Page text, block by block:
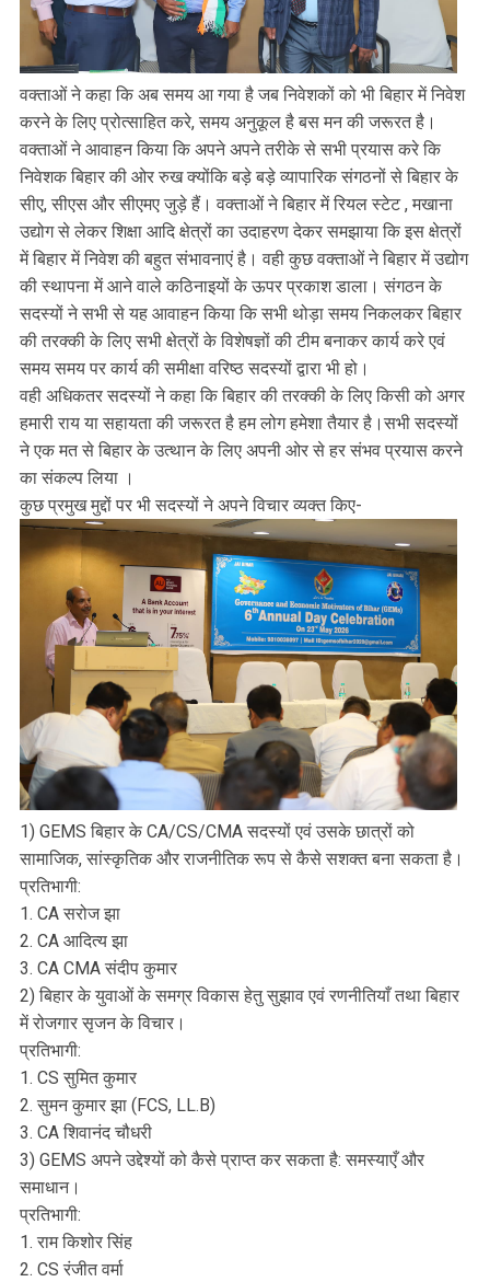
वक्ताओं ने कहा कि अब समय आ गया है जब निवेशकों को भी बिहार में निवेश
करने के लिए प्रोत्साहित करे, समय अनुकूल है बस मन की जरूरत है।
वक्ताओं ने आवाहन किया कि अपने अपने तरीके से सभी प्रयास करे कि
निवेशक बिहार की ओर रुख क्योंकि बड़े बड़े व्यापारिक संगठनों से बिहार के
सीए, सीएस और सीएमए जुड़े हैं। वक्ताओं ने बिहार में रियल स्टेट , मखाना
उद्योग से लेकर शिक्षा आदि क्षेत्रों का उदाहरण देकर समझाया कि इस क्षेत्रों
में बिहार में निवेश की बहुत संभावनाएं है। वही कुछ वक्ताओं ने बिहार में उद्योग
की स्थापना में आने वाले कठिनाइयों के ऊपर प्रकाश डाला। संगठन के
सदस्यों ने सभी से यह आवाहन किया कि सभी थोड़ा समय निकलकर बिहार
की तरक्की के लिए सभी क्षेत्रों के विशेषज्ञों की टीम बनाकर कार्य करे एवं
समय समय पर कार्य की समीक्षा वरिष्ठ सदस्यों द्वारा भी हो।
वही अधिकतर सदस्यों ने कहा कि बिहार की तरक्की के लिए किसी को अगर
हमारी राय या सहायता की जरूरत है हम लोग हमेशा तैयार है।सभी सदस्यों
ने एक मत से बिहार के उत्थान के लिए अपनी ओर से हर संभव प्रयास करने
का संकल्प लिया ।
कुछ प्रमुख मुद्दों पर भी सदस्यों ने अपने विचार व्यक्त किए-
1) GEMS बिहार के CA/CS/CMA सदस्यों एवं उसके छात्रों को
सामाजिक, सांस्कृतिक और राजनीतिक रूप से कैसे सशक्त बना सकता है।
प्रतिभागी:
1. CA सरोज झा
2. CA आदित्य झा
3. ⁠CA CMA संदीप कुमार
2) बिहार के युवाओं के समग्र विकास हेतु सुझाव एवं रणनीतियाँ तथा बिहार
में रोजगार सृजन के विचार।
प्रतिभागी:
1. CS सुमित कुमार
2. सुमन कुमार झा (FCS, LL.B)
3. CA शिवानंद चौधरी
3) GEMS अपने उद्देश्यों को कैसे प्राप्त कर सकता है: समस्याएँ और
समाधान।
प्रतिभागी:
1. राम किशोर सिंह
2. CS रंजीत वर्मा